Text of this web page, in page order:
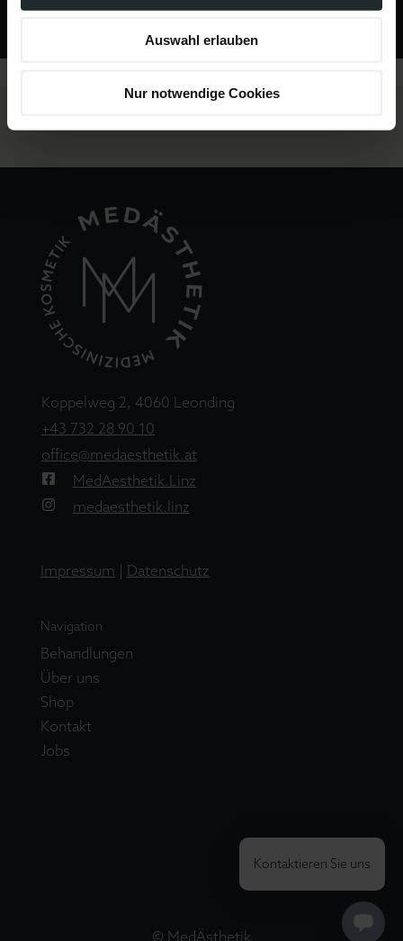
Auswahl erlauben
Nur notwendige Cookies
office@medaesthetik.at
Koppelweg 2, 4060 Leonding
+43 732 28 90 10
office@medaesthetik.at
MedAesthetik.Linz
medaesthetik.linz
Impressum | Datenschutz
Navigation
Behandlungen
Über uns
Shop
Kontakt
Jobs
© MedÄsthetik
Kontaktieren Sie uns